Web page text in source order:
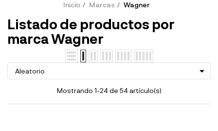
Inicio Marcas Wagner
Listado de productos por
marca Wagner
Aleatorio 
Mostrando 1-24 de 54 artículo(s)